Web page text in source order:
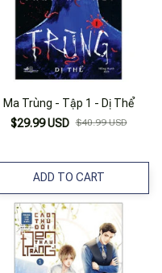
Ma Trùng - Tập 1 - Dị Thể
$29.99 USD $40.99 USD
ADD TO CART